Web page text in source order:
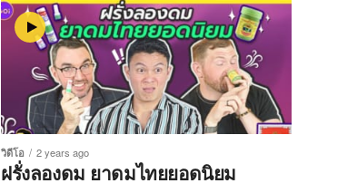
วิดีโอ 2 years ago
ฝรั่งลองดม ยาดมไทยยอดนิยม